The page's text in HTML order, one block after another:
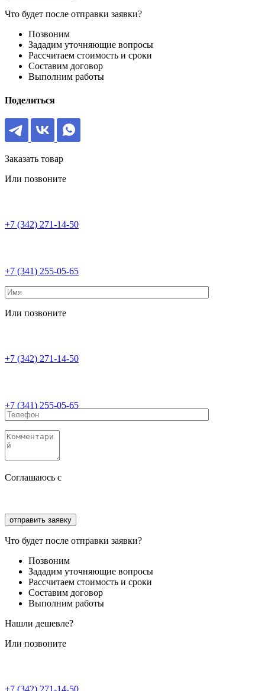
Что будет после отправки заявки?
Позвоним
Зададим уточняющие вопросы
Рассчитаем стоимость и сроки
Составим договор
Выполним работы
Поделиться
Заказать товар
Или позвоните
+7 (342) 271-14-50
+7 (341) 255-05-65
Или позвоните
+7 (342) 271-14-50
+7 (341) 255-05-65
Соглашаюсь с
Что будет после отправки заявки?
Позвоним
Зададим уточняющие вопросы
Рассчитаем стоимость и сроки
Составим договор
Выполним работы
Нашли дешевле?
Или позвоните
+7 (342) 271-14-50